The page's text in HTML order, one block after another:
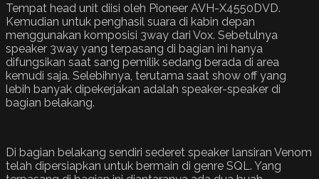
Tempat head unit diisi oleh Pioneer AVH-X4550DVD.
Kemudian untuk penghasil suara di kabin depan
menggunakan komposisi 3way dari Vox. Sebetulnya
speaker 3way yang terpasang di bagian ini hanya
difungsikan saat sang pemilik sedang berada di area
kemudi saja. Selebihnya, terutama saat show off yang
lebih banyak dipekerjakan adalah speaker-speaker di
bagian belakang.
Di bagian belakang sendiri sederet speaker lansiran Venom
telah dipersiapkan untuk bermain di genre SQL. Yang